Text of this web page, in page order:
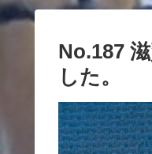
No.187
した。